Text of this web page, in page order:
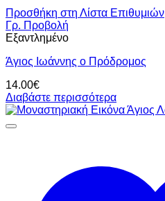
Προσθήκη στη Λίστα Επιθυμιών
Γρ. Προβολή
Εξαντλημένο
Άγιος Ιωάννης ο Πρόδρομος
14.00€
Διαβάστε περισσότερα